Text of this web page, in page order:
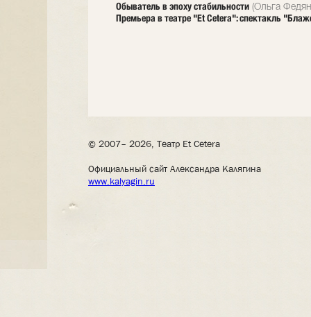
Обыватель в эпоху стабильности (Ольга
Премьера в театре "Et Cetera": спектакль
© 2007– 2026, Театр Et Cetera
Официальный сайт Александра Калягина
www.kalyagin.ru